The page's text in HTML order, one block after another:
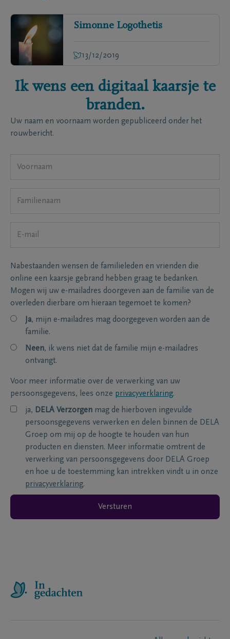
Simonne Logothetis
13/12/2019
Ik wens een digitaal kaarsje te
branden.
Uw naam en voornaam worden gepubliceerd onder het
rouwbericht.
Nabestaanden wensen de familieleden en vrienden die
online een kaarsje gebrand hebben graag te bedanken.
Mogen wij uw e-mailadres doorgeven aan de familie van de
overleden dierbare om hieraan tegemoet te komen?
Ja, mijn e-mailadres mag doorgegeven worden aan de
familie.
Neen, ik wens niet dat de familie mijn e-mailadres
ontvangt.
Voor meer informatie over de verwerking van uw
persoonsgegevens, lees onze privacyverklaring.
ja, DELA Verzorgen mag de hierboven ingevulde
persoonsgegevens verwerken en delen binnen de DELA
Groep om mij op de hoogte te houden van hun
producten en diensten. Meer informatie omtrent de
verwerking van persoonsgegevens door DELA Groep
en hoe u de toestemming kan intrekken vindt u in onze
privacyverklaring.
Versturen